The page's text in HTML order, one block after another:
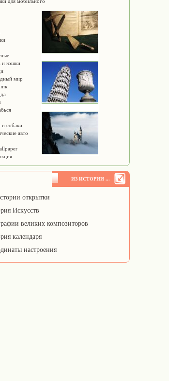
и кошки
мир
и собаки
авто
ИЗ ИСТОРИИ ...
открытки
Искусств
великих композиторов
календаря
настроения